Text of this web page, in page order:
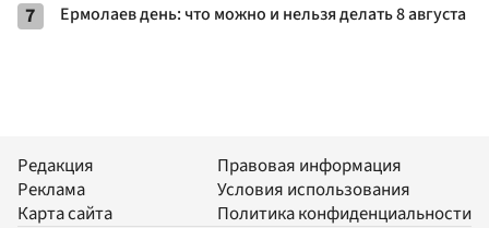
7 Ермолаев день: что можно и нельзя делать 8 августа
Редакция
Реклама
Карта сайта
Правовая информация
Условия использования
Политика конфиденциальности